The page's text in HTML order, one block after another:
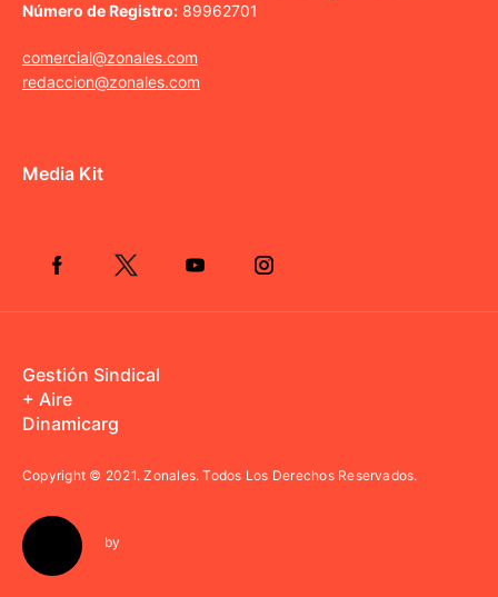
Número de Registro: 89962701
comercial@zonales.com
redaccion@zonales.com
Media Kit
Gestión Sindical
+ Aire
Dinamicarg
Copyright © 2021.Zonales. Todos Los Derechos Reservados.
by